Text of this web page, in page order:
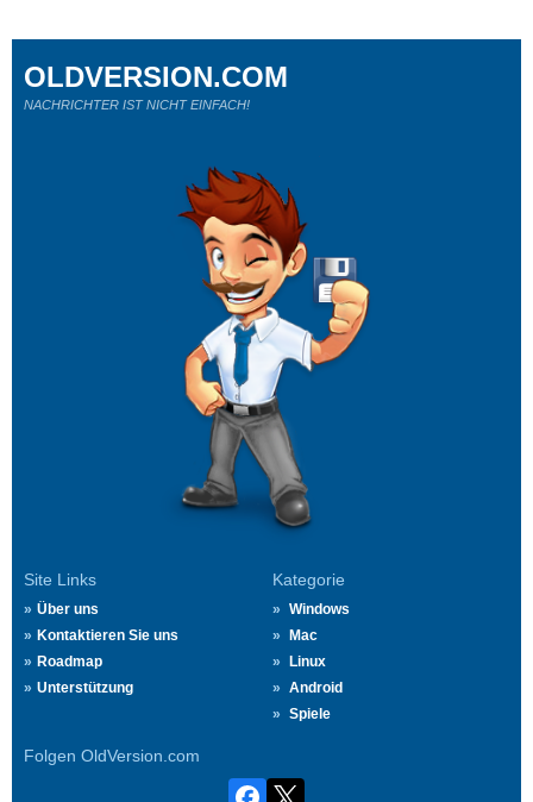
Site Links
Über uns
Kontaktieren Sie uns
Roadmap
Unterstützung
Kategorie
Windows
Mac
Linux
Android
Spiele
Folgen OldVersion.com
OLDVERSION.COM
NACHRICHTER IST NICHT EINFACH!